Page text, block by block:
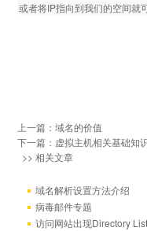
或者将IP指向到我们的空间就
上一篇： 域名的价值
下一篇： 虚拟主机相关基础知
>> 相关文章
域名解析设置方法介绍
病毒邮件专题
访问网站出现Directory